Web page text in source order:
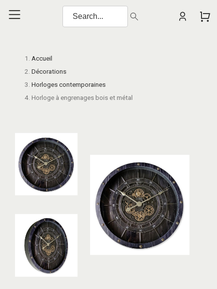
Accueil
Décorations
Horloges contemporaines
Horloge à engrenages bois et métal